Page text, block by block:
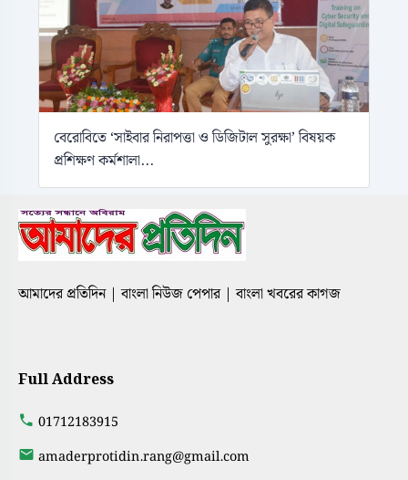
বেরোবিতে ‘সাইবার নিরাপত্তা ও ডিজিটাল সুরক্ষা’ বিষয়ক
প্রশিক্ষণ কর্মশালা...
আমাদের প্রতিদিন | বাংলা নিউজ পেপার | বাংলা খবরের কাগজ
Full Address
01712183915
amaderprotidin.rang@gmail.com